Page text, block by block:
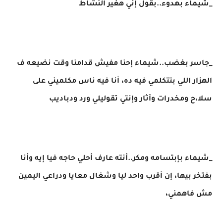
_شيماء بهدوء..بقول إني هغير النشاط
_جاسر بغضب..شيماء إحنا مفيش قدامنا وقت نضيعه ف
الهزار اللي بتتكلمي فيه ده، أنا فيه ناس مكلميني على
سلا،ح ومخدرات وآثار وإنتي تقوليلي ورد ودباديب
_شيماء بإبتسامه ومكر..أنته عارف أحلي حاجه فيا إيه وأنا
بفتخر بيها، إن أقرب واحد ليا وشغال معايا ودراعي اليمين
مش فاهمني،